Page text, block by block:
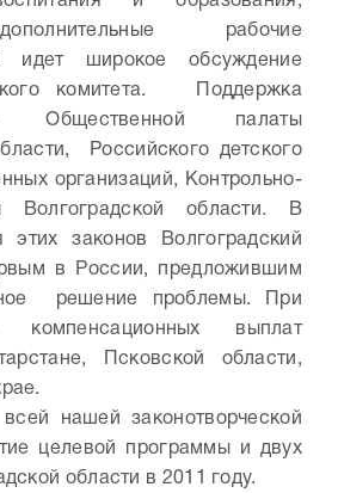
рабочие
идет широкое обсуждение
комитета. Поддержка
Общественной палаты
Российского детского
организаций, Контрольно-
Волгоградской области. В
этих законов Волгоградский
в России, предложившим
решение проблемы. При
выплат
Псковской области,
нашей законотворческой
целевой программы и двух
области в 2011 году.